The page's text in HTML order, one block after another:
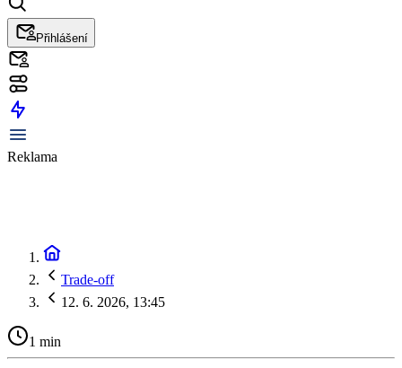
Přihlášení
Reklama
Trade-off
12. 6. 2026, 13:45
1 min